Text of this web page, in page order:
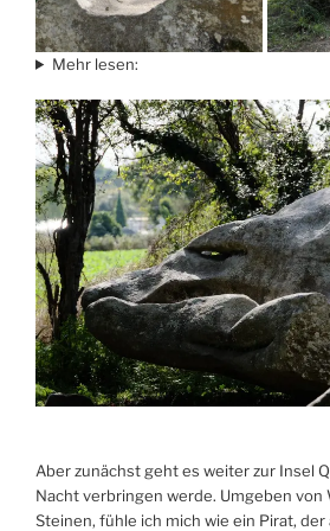
Mehr lesen:
Aber zunächst geht es weiter zur Insel
Nacht verbringen werde. Umgeben von
Steinen, fühle ich mich wie ein Pirat,